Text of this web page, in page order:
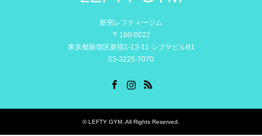
新宿レフティージム
〒160-0022
東京都新宿区新宿1-13-11 シブヤビルB1
03-3225-7070
©LEFTY GYM . All Rights Reserved.